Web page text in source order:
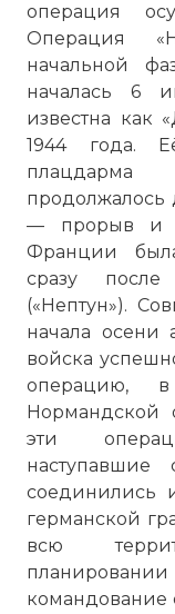
операция
Операция
начальной
началась 6
известна как
1944 года.
плацдарма
продолжалось
— прорыв и
Франции
сразу
(«Нептун»).
начала осени
войска
операцию,
Нормандской
эти
соединились
германской
всю
командование